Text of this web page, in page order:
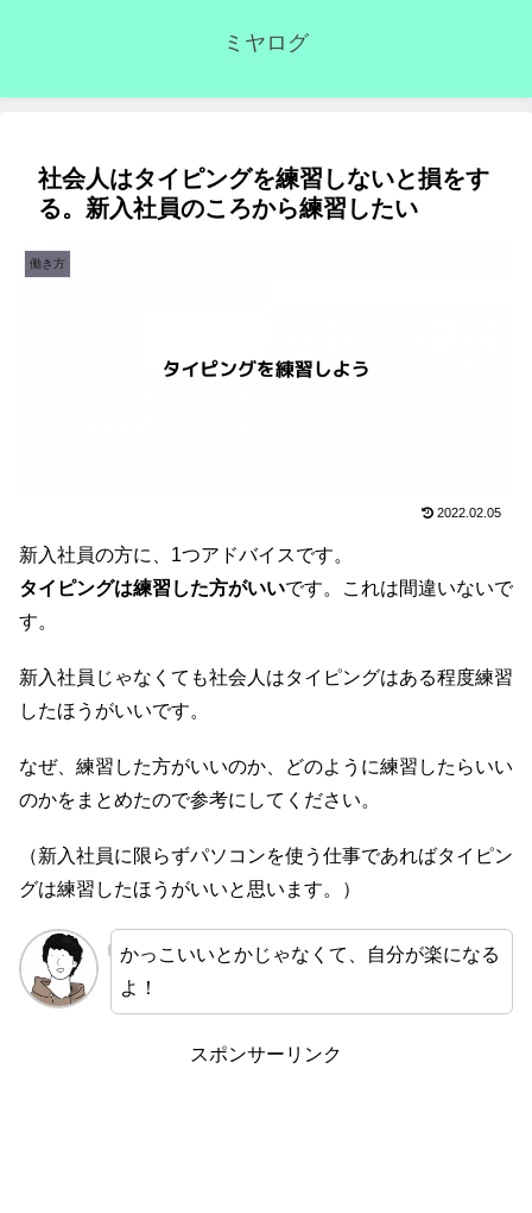
ミヤログ
社会人はタイピングを練習しないと損をす
る。新入社員のころから練習したい
働き方
2022.02.05
新入社員の方に、1つアドバイスです。
タイピングは練習した方がいいです。これは間違いないで
す。
新入社員じゃなくても社会人はタイピングはある程度練習
したほうがいいです。
なぜ、練習した方がいいのか、どのように練習したらいい
のかをまとめたので参考にしてください。
（新入社員に限らずパソコンを使う仕事であればタイピン
グは練習したほうがいいと思います。）
かっこいいとかじゃなくて、自分が楽になる
よ！
スポンサーリンク